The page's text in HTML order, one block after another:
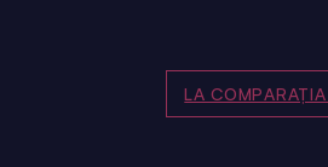
LA COMPARAȚIA